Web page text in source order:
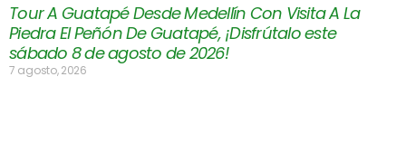
Tour A Guatapé Desde Medellín Con Visita A La
Piedra El Peñón De Guatapé, ¡Disfrútalo este
sábado 8 de agosto de 2026!
7 agosto, 2026